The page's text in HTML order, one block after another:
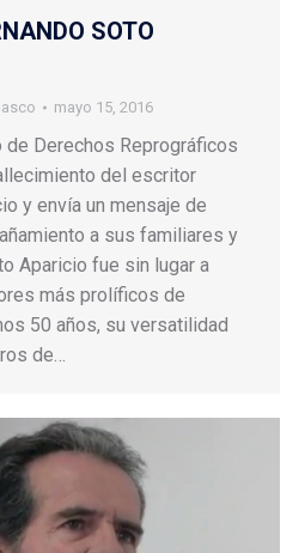
SOTO
mayo 15, 2016
de Derechos Reprográficos
del escritor
y envía un mensaje de
a sus familiares y
Aparicio fue sin lugar a
más prolíficos de
50 años, su versatilidad
de…